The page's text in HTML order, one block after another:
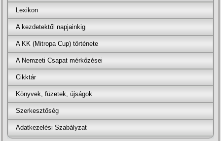
Lexikon
A kezdetektől napjainkig
A KK (Mitropa Cup) története
A Nemzeti Csapat mérkőzései
Cikktár
Könyvek, füzetek, újságok
Szerkesztőség
Adatkezelési Szabályzat